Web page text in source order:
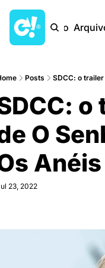
Início
Posts SDCC: o
O
23, 2022